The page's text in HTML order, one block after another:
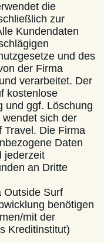
die
zur
Kundendaten
und des
der Firma
verarbeitet. Der
kostenlose
und ggf. Löschung
sich der
Travel. Die Firma
Daten
jederzeit
an Dritte
Outside Surf
benötigen
mit der
Kreditinstitut)